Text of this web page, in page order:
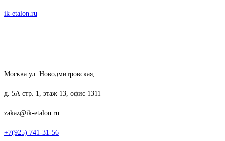
Перейти
ik-etalon.ru
Москва ул. Новодмитровская,
д. 5А стр. 1, этаж 13, офис 1311
zakaz@ik-etalon.ru
+7(925) 741-31-56